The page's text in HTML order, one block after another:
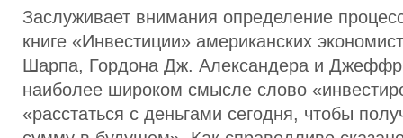
Заслуживает внимания определение
книге «Инвестиции» американских
Шарпа, Гордона Дж. Александера и
наиболее широком смысле слово
«расстаться с деньгами сегодня, чтобы